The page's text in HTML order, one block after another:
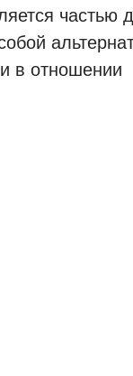
частью
в отношении